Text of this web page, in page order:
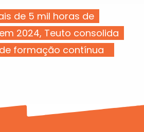
de 5 mil horas de
2024, Teuto consolida
formação contínua